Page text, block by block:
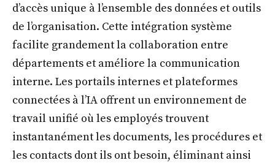
d’accès unique à l’ensemble des données et outils
de l’organisation. Cette intégration système
facilite grandement la collaboration entre
départements et améliore la communication
interne. Les portails internes et plateformes
connectées à l’IA offrent un environnement de
travail unifié où les employés trouvent
instantanément les documents, les procédures et
les contacts dont ils ont besoin, éliminant ainsi